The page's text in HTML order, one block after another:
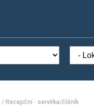
/ Recepční - servírka/číšník